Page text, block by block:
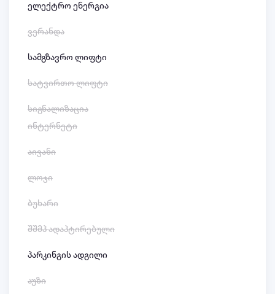
ელექტრო ენერგია
ვერანდა
სამგზავრო ლიფტი
სატვირთო ლიფტი
სიგნალიზაცია
ინტერნეტი
აივანი
ლოჯი
ბუხარი
შშმპ ადაპტირებული
პარკინგის ადგილი
აუზი